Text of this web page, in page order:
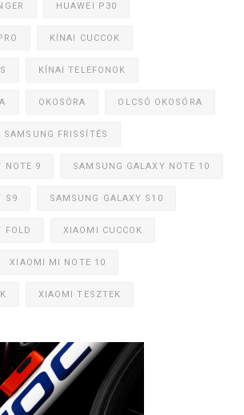
HUAWEI P30
KÍNAI CUCCOK
KÍNAI TELEFONOK
OKOSÓRA OLCSÓ OKOSÓRA
SAMSUNG FRISSÍTÉS
NOTE 9 SAMSUNG GALAXY NOTE 10
S9 SAMSUNG GALAXY S10
FOLD XIAOMI CUCCOK
XIAOMI MI NOTE 10
XIAOMI TESZTEK